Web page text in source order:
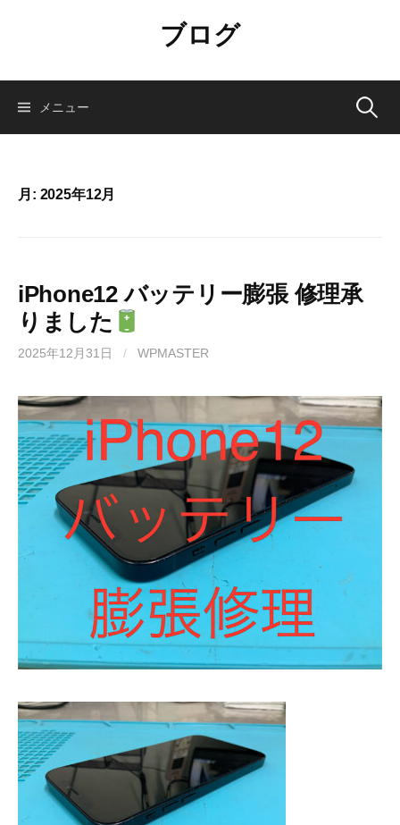
ン
ブログ
メニュー 検
月: 2025年12月
iPhone12 バッテリー膨張 修理承
りました
2025年12月31日 / WPMASTER